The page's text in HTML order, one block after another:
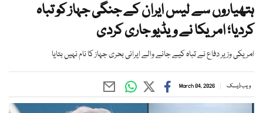
ہتھیاروں سے لیس ایران کے جنگی جہاز کو تباہ
کردیا؛ امریکا نے ویڈیو جاری کردی
امریکی وزیر دفاع نے تباہ کیے جانے والے ایرانی بحری جہاز کا نام نہیں بتایا
ویب ڈیسک March 04, 2026